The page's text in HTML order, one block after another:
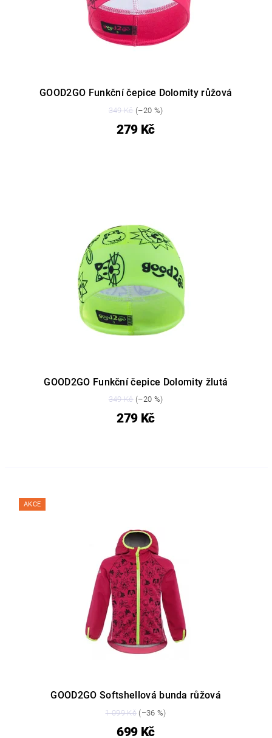
GOOD2GO Funkční čepice Dolomity růžová
349 Kč(–20 %)
279 Kč
GOOD2GO Funkční čepice Dolomity žlutá
349 Kč(–20 %)
279 Kč
AKCE
GOOD2GO Softshellová bunda růžová
1 099 Kč (–36 %)
699 Kč